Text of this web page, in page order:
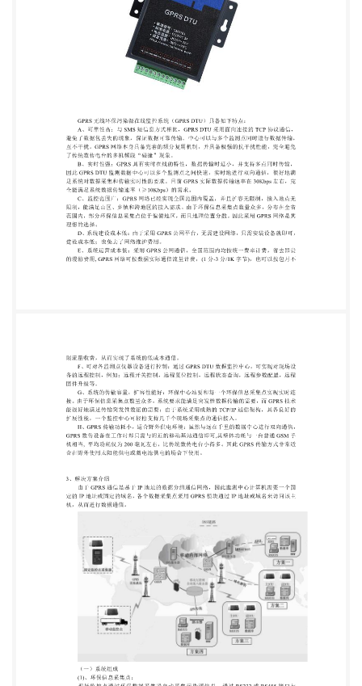
台上 构建环保信息采集传输系统，实现环保信息采集
点的无线数据传输具有可充分利用现有网 络，缩短建
设周期，降低建设成本的优点，而且设备安装方便、
维护简单。经过比较分析， 我们选择中国移动的
GPRS 系统作为环保信息采集传输系统的数据通信平
台。 GPRS 无线环保污染源在线监控系统（GPRS
DTU）具备如下特点： A、可靠性高：与 SMS 短信
息方式相比，GPRS DTU 采用面向连接的 TCP 协议通
信， 避免了数据包丢失的现象，保证数据可靠传输。
中心可以与多个监测点同时进行数据传输， 互不干
扰。GPRS 网络本身具备完善的频分复用机制，并具
输， 因此 GPRS DTU 监测数据中心可以多个监测点
之间快速，实时地进行双向通信，很好地满 足系统对
数据采集和传输实时性的要求。目前 GPRS 实际数据
传输速率在 30Kbps 左右，完 全能满足系统数据传输
速率（≥10Kbps）的需求。 C、监控范围广：GPRS
网络已经实现全国范围内覆盖，并且扩容无限制，接
入地点无 限制，能满足山区、乡镇和跨地区的接入需
求。由于环保信息采集点数量众多，分布在全省 范围
内，部分环保信息采集点位于偏僻地区，而且地理位
置分散。因此采用 GPRS 网络是其 理想的选择。 D、
系统建设成本低：由于采用 GPRS 公网平台，无需建
设网络，只需安装设备就即可， 建设成本低；也免去
了网络维护费用。 E、系统运营成本低：采用 GPRS
公网通信，全国范围内均按统一费率计费，省去昂贵